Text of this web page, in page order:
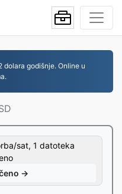
godišnje. Online u
sat, 1 datoteka
→